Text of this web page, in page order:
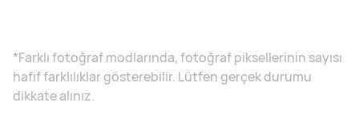
*Farklı fotoğraf modlarında, fotoğraf piksellerinin sayısı
hafif farklılıklar gösterebilir. Lütfen gerçek durumu
dikkate alınız.